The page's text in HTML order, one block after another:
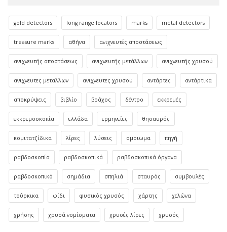
gold detectors long range locators marks metal detectors
treasure marks αθήνα ανιχνευτές αποστάσεως
ανιχνευτής αποστάσεως ανιχνευτής μετάλλων ανιχνευτής χρυσού
ανιχνευτες μεταλλων ανιχνευτες χρυσου αντάρτες αντάρτικα
αποκρύψεις βιβλίο βράχος δέντρο εκκρεμές
εκκρεμοσκοπία ελλάδα ερμηνείες θησαυρός
κομιτατζίδικα λίρες λύσεις ομοιωμα πηγή
ραβδοσκοπία ραβδοσκοπικά ραβδοσκοπικά όργανα
ραβδοσκοπικό σημάδια σπηλιά σταυρός συμβουλές
τούρκικα φίδι φυσικός χρυσός χάρτης χελώνα
χρήσης χρυσά νομίσματα χρυσές λίρες χρυσός